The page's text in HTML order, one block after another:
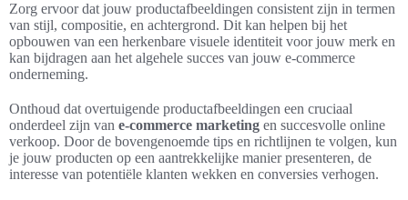
Zorg ervoor dat jouw productafbeeldingen consistent zijn in termen
van stijl, compositie, en achtergrond. Dit kan helpen bij het
opbouwen van een herkenbare visuele identiteit voor jouw merk en
kan bijdragen aan het algehele succes van jouw e-commerce
onderneming.
Onthoud dat overtuigende productafbeeldingen een cruciaal
onderdeel zijn van e-commerce marketing en succesvolle online
verkoop. Door de bovengenoemde tips en richtlijnen te volgen, kun
je jouw producten op een aantrekkelijke manier presenteren, de
interesse van potentiële klanten wekken en conversies verhogen.